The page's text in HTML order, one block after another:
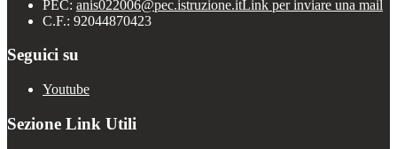
PEC: anis022006@pec.istruzione.itLink per inviare una mail
C.F.: 92044870423
Seguici su
Youtube
Sezione Link Utili